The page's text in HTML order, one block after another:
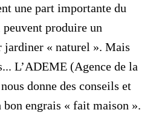
une part importante du
produire un
jardiner « naturel ». Mais
L’ADEME (Agence de la
donne des conseils et
bon engrais « fait maison ».